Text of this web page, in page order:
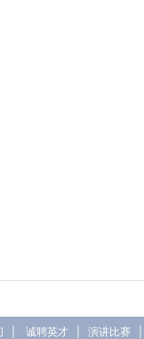
诚聘英才| 演讲比赛|